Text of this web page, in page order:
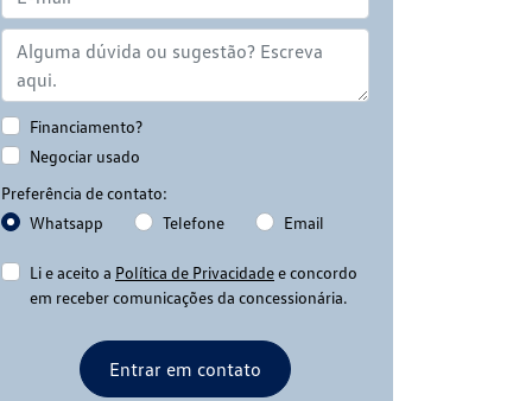
Financiamento?
Negociar usado
Preferência de contato:
Whatsapp
Telefone Email
Li e aceito a Política de Privacidadee concordo
em receber comunicações da concessionária.
Entrar em contato